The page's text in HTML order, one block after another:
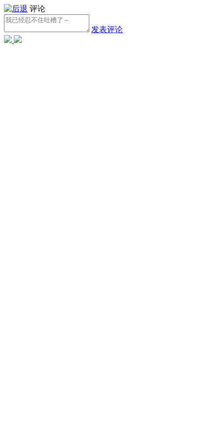
评论
发表评论